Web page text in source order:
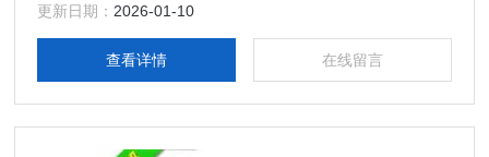
倍的水。
更新日期： 2026-01-10
查看详情 在线留言